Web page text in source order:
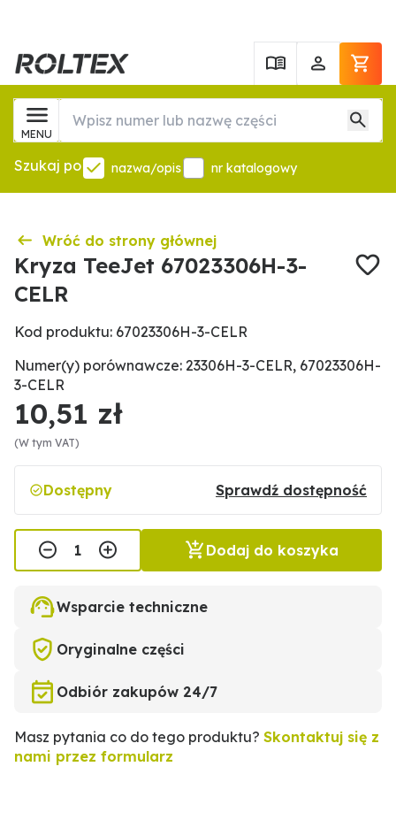
MENU
Szukaj po nazwa/opis nr katalogowy
Wróć do strony głównej
Kryza TeeJet 67023306H-3-
CELR
Kod produktu: 67023306H-3-CELR
Numer(y) porównawcze: 23306H-3-CELR, 67023306H-
3-CELR
10,51 zł
(W tym VAT)
Dostępny Sprawdź dostępność
Dodaj do koszyka
Wsparcie techniczne
Oryginalne części
Odbiór zakupów 24/7
Masz pytania co do tego produktu? Skontaktuj się z
nami przez formularz